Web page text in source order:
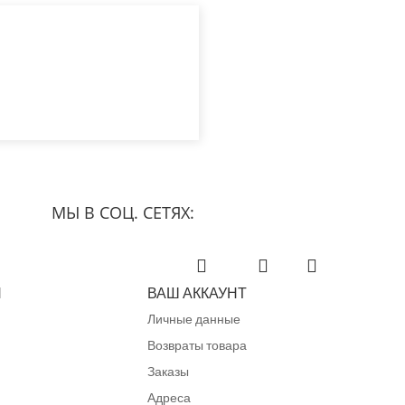
МЫ В СОЦ. СЕТЯХ:
ВАШ АККАУНТ
Личные данные
Возвраты товара
Заказы
Адреса